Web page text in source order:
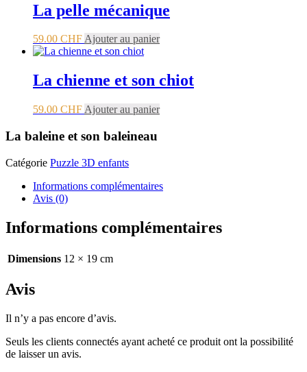
La pelle mécanique
59.00 CHFAjouter au panier
La chienne et son chiot
59.00 CHF Ajouter au panier
La baleine et son baleineau
Catégorie Puzzle 3D enfants
Informations complémentaires
Avis (0)
Informations complémentaires
Dimensions 12 × 19 cm
Avis
Il n’y a pas encore d’avis.
Seuls les clients connectés ayant acheté ce produit ont la possibilité
de laisser un avis.